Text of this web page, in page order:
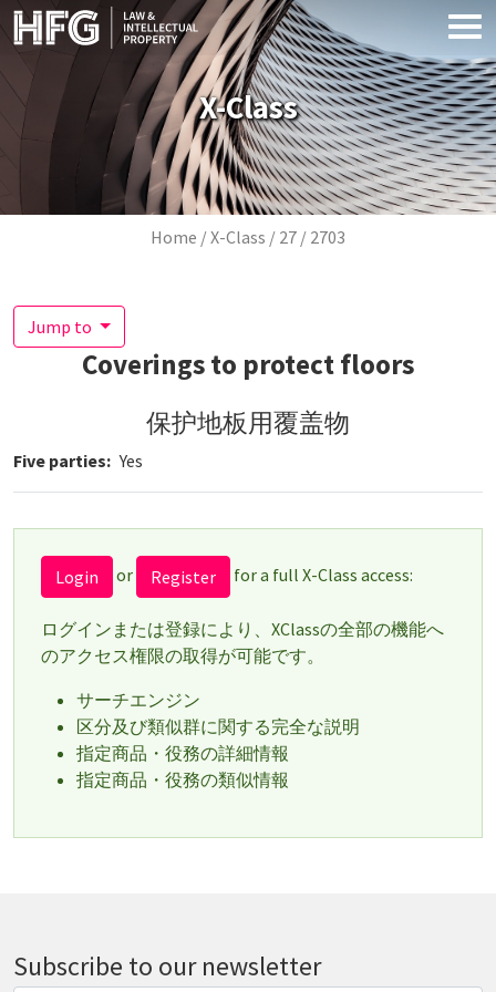
Skip to main content
X-Class
Breadcrumb
Home X-Class 27 2703
Jump to
Coverings to protect floors
保护地板用覆盖物
Five parties Yes
Login or Register for a full X-Class access:
ログインまたは登録により、XClassの全部の機能へ
のアクセス権限の取得が可能です。
サーチエンジン
区分及び類似群に関する完全な説明
指定商品・役務の詳細情報
指定商品・役務の類似情報
Subscribe to our newsletter